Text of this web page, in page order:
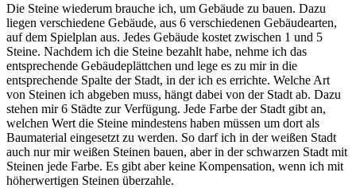
Die Steine wiederum brauche ich, um Gebäude zu bauen. Dazu
liegen verschiedene Gebäude, aus 6 verschiedenen Gebäudearten,
auf dem Spielplan aus. Jedes Gebäude kostet zwischen 1 und 5
Steine. Nachdem ich die Steine bezahlt habe, nehme ich das
entsprechende Gebäudeplättchen und lege es zu mir in die
entsprechende Spalte der Stadt, in der ich es errichte. Welche Art
von Steinen ich abgeben muss, hängt dabei von der Stadt ab. Dazu
stehen mir 6 Städte zur Verfügung. Jede Farbe der Stadt gibt an,
welchen Wert die Steine mindestens haben müssen um dort als
Baumaterial eingesetzt zu werden. So darf ich in der weißen Stadt
auch nur mir weißen Steinen bauen, aber in der schwarzen Stadt mit
Steinen jede Farbe. Es gibt aber keine Kompensation, wenn ich mit
höherwertigen Steinen überzahle.